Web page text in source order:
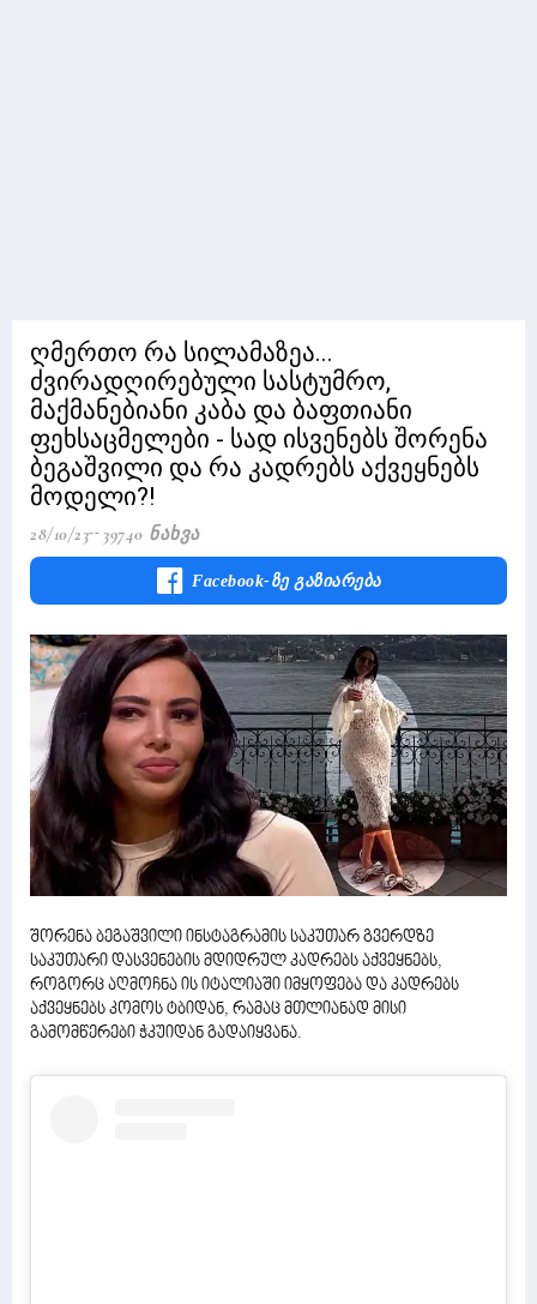
ღმერთო რა სილამაზეა...
ძვირადღირებული სასტუმრო,
მაქმანებიანი კაბა და ბაფთიანი
ფეხსაცმელები - სად ისვენებს შორენა
ბეგაშვილი და რა კადრებს აქვეყნებს
მოდელი?!
28/10/23 39740 Ნახვა
Facebook-Ზე Გაზიარება
შორენა ბეგაშვილი ინსტაგრამის საკუთარ გვერდზე
საკუთარი დასვენების მდიდრულ კადრებს აქვეყნებს,
როგორც აღმოჩნა ის იტალიაში იმყოფება და კადრებს
აქვეყნებს კომოს ტბიდან, რამაც მთლიანად მისი
გამომწერები ჭკუიდან გადაიყვანა.